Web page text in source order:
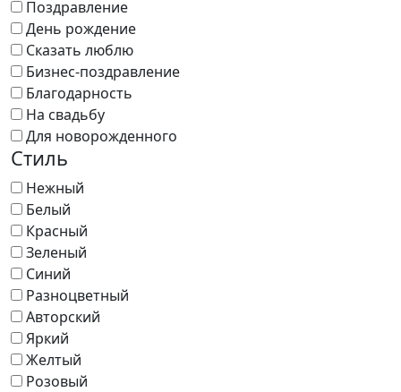
Поздравление
День рождение
Сказать люблю
Бизнес-поздравление
Благодарность
На свадьбу
Для новорожденного
Стиль
Нежный
Белый
Красный
Зеленый
Синий
Разноцветный
Авторский
Яркий
Желтый
Розовый